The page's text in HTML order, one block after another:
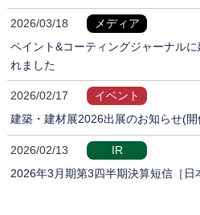
2026/03/18
メディア
ペイント&コーティングジャーナル
れました
2026/02/17
イベント
建築・建材展2026出展のお知らせ(開
2026/02/13
IR
2026年3月期第3四半期決算短信［日